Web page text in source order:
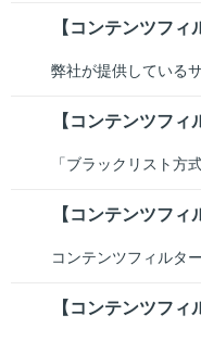
弊社が提供している
【コンテンツフ
「ブラックリスト方
コンテンツフィルタ